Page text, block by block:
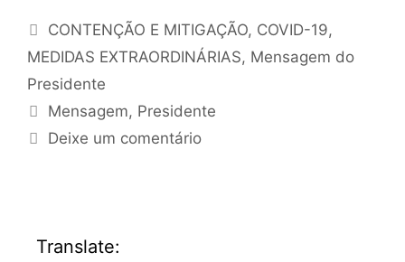
CONTENÇÃO E MITIGAÇÃO, COVID-19,
MEDIDAS EXTRAORDINÁRIAS, Mensagem do
Presidente
Mensagem, Presidente
Deixe um comentário
Translate: